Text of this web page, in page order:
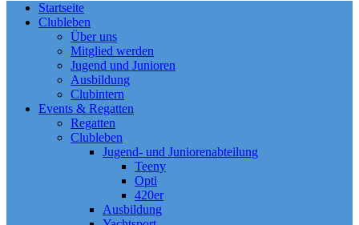
Startseite
Clubleben
Über uns
Mitglied werden
Jugend und Junioren
Ausbildung
Clubintern
Events & Regatten
Regatten
Clubleben
Jugend- und Juniorenabteilung
Teeny
Opti
420er
Ausbildung